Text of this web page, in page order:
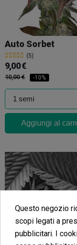
Auto Sorbet
(5)
9,00 €
10,00 € -10%
Aggiungi al
Questo negozio
scopi legati a
pubblicitari. I